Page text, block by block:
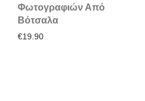
Φωτογραφιών Από
Βότσαλα
€19.90